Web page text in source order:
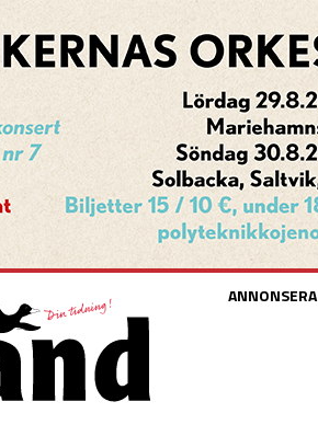
ANNONSERA